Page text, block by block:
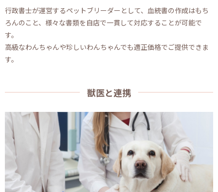
行政書士が運営するペットブリーダーとして、血統書の作成はもち
ろんのこと、様々な書類を自店で一貫して対応することが可能で
す。
高級なわんちゃんや珍しいわんちゃんでも適正価格でご提供できま
す。
獣医と連携